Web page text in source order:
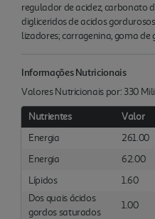
regulador de acidez, carbonato
digliceridos de acidos
lizadores; carragenina, goma de
Informações Nutricionais
Valores Nutricionais por: 330
Nutrientes Valor
Energia
261.00
Energia
62.00
Lípidos
1.60
Dos quais ácidos
gordos saturados
1.00